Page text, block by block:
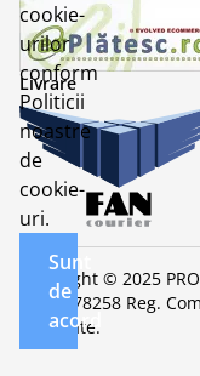
Livrare
Copyright © 2025
RO32678258 Reg.
rezervate.
cookie-
urilor
conform
Politicii
noastre
de
cookie-
uri.
Sunt
de
acord